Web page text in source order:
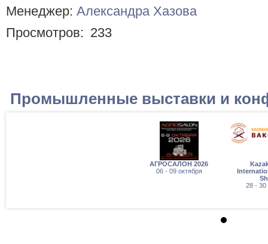
Менеджер: Александра Хазова
Просмотров: 233
Промышленные выставки и
АГРОСАЛОН 2026
06 - 09 октября
28 - 30